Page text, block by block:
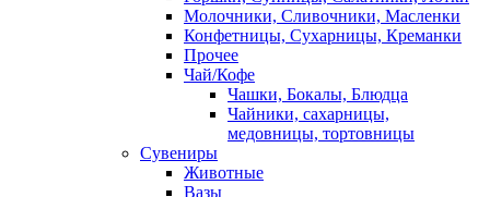
Молочники, Сливочники, Масленки
Конфетницы, Сухарницы, Креманки
Прочее
Чай/Кофе
Чашки, Бокалы, Блюдца
Чайники, сахарницы,
медовницы, тортовницы
Сувениры
Животные
Вазы